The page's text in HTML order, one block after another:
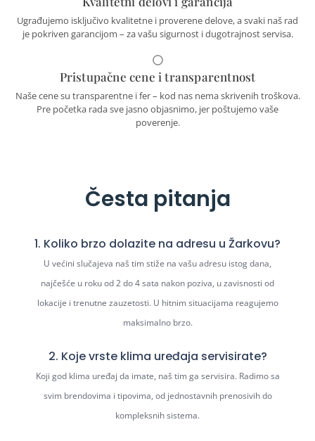
Ugrađujemo isključivo kvalitetne i proverene delove, a svaki naš rad
je pokriven garancijom – za vašu sigurnost i dugotrajnost servisa.
Pristupačne cene i transparentnost
Naše cene su transparentne i fer – kod nas nema skrivenih troškova.
Pre početka rada sve jasno objasnimo, jer poštujemo vaše
poverenje.
Česta pitanja
1. Koliko brzo dolazite na adresu u Žarkovu?
U većini slučajeva naš tim stiže na vašu adresu istog dana,
najčešće u roku od 2 do 4 sata nakon poziva, u zavisnosti od
lokacije i trenutne zauzetosti. U hitnim situacijama reagujemo
maksimalno brzo.
2. Koje vrste klima uređaja servisirate?
Koji god klima uređaj da imate, naš tim ga servisira. Radimo sa
svim brendovima i tipovima, od jednostavnih prenosivih do
kompleksnih sistema.